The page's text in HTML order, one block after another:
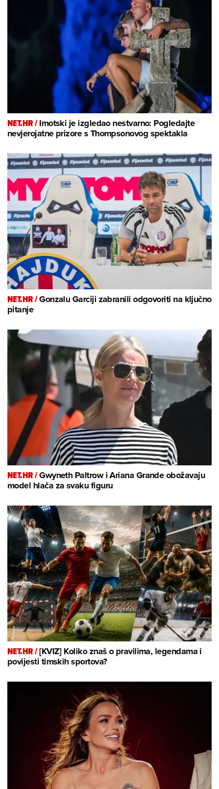
NET.HR /Imotski je izgledao nestvarno: Pogledajte
nevjerojatne prizore s Thompsonovog spektakla
NET.HR /Gonzalu Garciji zabranili odgovoriti na ključno
pitanje
NET.HR /Gwyneth Paltrow i Ariana Grande obožavaju
model hlača za svaku figuru
NET.HR /[KVIZ] Koliko znaš o pravilima, legendama i
povijesti timskih sportova?